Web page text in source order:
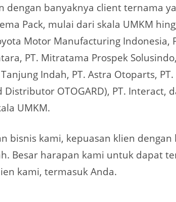
dengan banyaknya client ternama
Pack, mulai dari skala UMKM
Motor Manufacturing Indonesia,
PT. Mitratama Prospek
Indah, PT. Astra Otoparts,
Distributor OTOGARD), PT. Interact,
UMKM.
bisnis kami, kepuasan klien
Besar harapan kami untuk dapat
kami, termasuk Anda.